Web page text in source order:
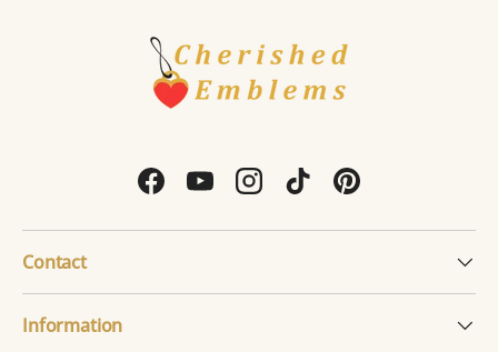
FacebookYouTubeInstagram
TikTokPinterest
Contact
Information